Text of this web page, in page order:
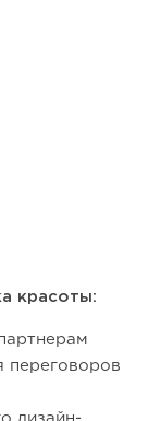
красоты:
переговоров